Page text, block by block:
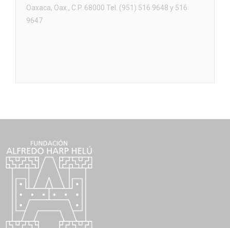
Oaxaca, Oax., C.P. 68000 Tel. (951) 516 9648 y 516
9647